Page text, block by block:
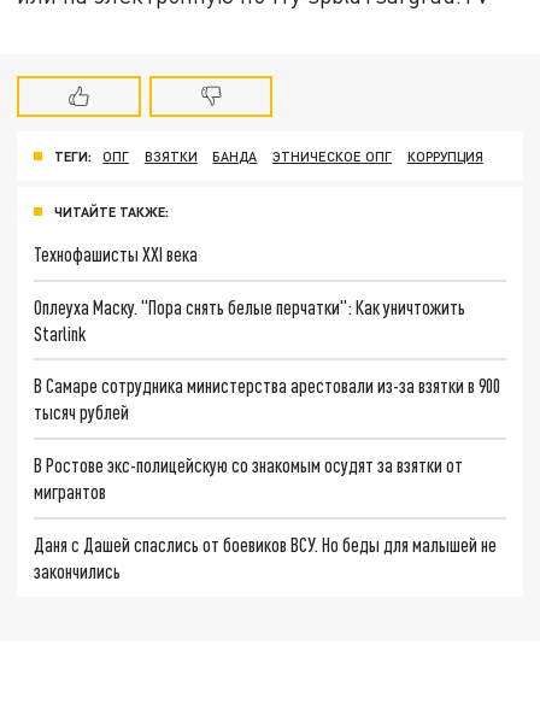
ТЕГИ: ОПГ ВЗЯТКИ БАНДА ЭТНИЧЕСКОЕ ОПГ КОРРУПЦИЯ
ЧИТАЙТЕ ТАКЖЕ:
Технофашисты XXI века
Оплеуха Маску. "Пора снять белые перчатки": Как уничтожить
Starlink
В Самаре сотрудника министерства арестовали из-за взятки в 900
тысяч рублей
В Ростове экс-полицейскую со знакомым осудят за взятки от
мигрантов
Даня с Дашей спаслись от боевиков ВСУ. Но беды для малышей не
закончились